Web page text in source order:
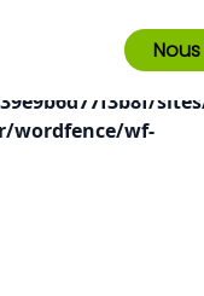
to parameter #3
in
wordfence/wf-